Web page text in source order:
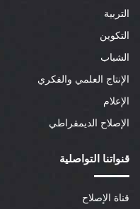
التربية
التكوين
الشباب
الإنتاج العلمي والفكري
الإعلام
الإصلاح الديمقراطي
قنواتنا التواصلية
قناة الإصلاح